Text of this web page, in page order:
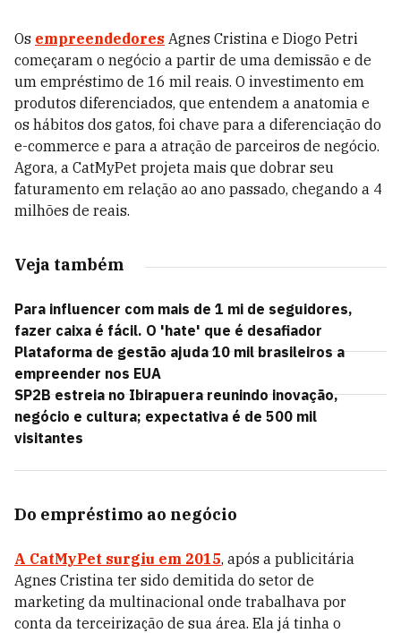
Os empreendedores Agnes Cristina e Diogo Petri
começaram o negócio a partir de uma demissão e de
um empréstimo de 16 mil reais. O investimento em
produtos diferenciados, que entendem a anatomia e
os hábitos dos gatos, foi chave para a diferenciação do
e-commerce e para a atração de parceiros de negócio.
Agora, a CatMyPet projeta mais que dobrar seu
faturamento em relação ao ano passado, chegando a 4
milhões de reais.
Veja também
Para influencer com mais de 1 mi de seguidores,
fazer caixa é fácil. O 'hate' que é desafiador
Plataforma de gestão ajuda 10 mil brasileiros a
empreender nos EUA
SP2B estreia no Ibirapuera reunindo inovação,
negócio e cultura; expectativa é de 500 mil
visitantes
Do empréstimo ao negócio
A CatMyPet surgiu em 2015, após a publicitária
Agnes Cristina ter sido demitida do setor de
marketing da multinacional onde trabalhava por
conta da terceirização de sua área. Ela já tinha o